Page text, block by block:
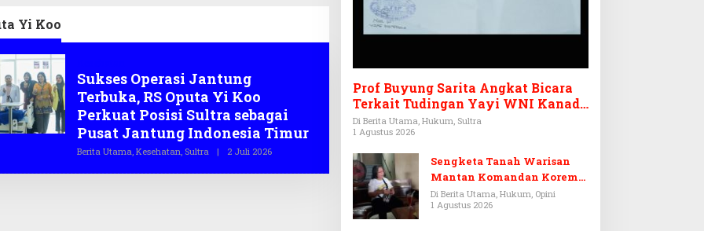
Yi Koo
Sukses Operasi Jantung
Terbuka, RS Oputa Yi Koo
Perkuat Posisi Sultra sebagai
Pusat Jantung Indonesia Timur
Berita Utama, Kesehatan, Sultra | 2 Juli 2026O
E
Prof Buyung Sarita Angkat Bicara
Terkait Tudingan Yayi WNI Kanada
Ditagih Utang Rp3,6 Miliar
Di Berita Utama, Hukum, Sultra
1 Agustus 2026
Sengketa Tanah Warisan
Mantan Komandan Korem
143/HO, Ketika Warisan
Menjadi Arena Pemerasan
Di Berita Utama, Hukum, Opini
1 Agustus 2026